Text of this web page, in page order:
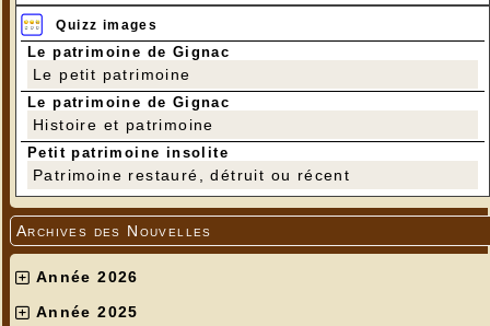
Quizz images
Le patrimoine de Gignac
Le petit patrimoine
Le patrimoine de Gignac
Histoire et patrimoine
Petit patrimoine insolite
Patrimoine restauré, détruit ou récent
Archives des Nouvelles
Année 2026
Année 2025